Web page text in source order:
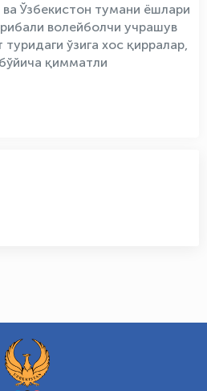
Ўзбекистон тумани ёшлари
волейболчи учрашув
ўзига хос қирралар,
қимматли